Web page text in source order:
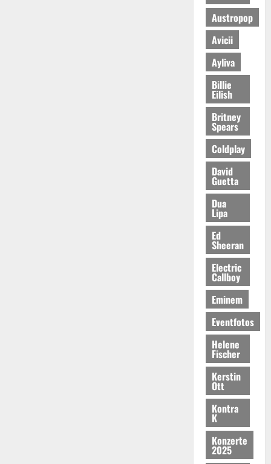
Austropop
Avicii
Ayliva
Billie
Eilish
Britney
Spears
Coldplay
David
Guetta
Dua
Lipa
Ed
Sheeran
Electric
Callboy
Eminem
Eventfotos
Helene
Fischer
Kerstin
Ott
Kontra
K
Konzerte
2025